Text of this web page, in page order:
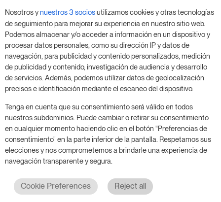
Aprovecha nuestra prueba de 14 días y mejora tu
negocio, sin compromiso.
Agenda una reunión para empezar tu prueba
gratuita de 14 días.
Inicia tu prueba gratuita
Programa una reunión
Nosotros ynuestros 3 sociosutilizamos cookies y otras tecnologías
de seguimiento para mejorar su experiencia en nuestro sitio web.
Podemos almacenar y/o acceder a información en un dispositivo y
procesar datos personales, como su dirección IP y datos de
navegación, para publicidad y contenido personalizados, medición
de publicidad y contenido, investigación de audiencia y desarrollo
de servicios. Además, podemos utilizar datos de geolocalización
precisos e identificación mediante el escaneo del dispositivo.
Tenga en cuenta que su consentimiento será válido en todos
nuestros subdominios. Puede cambiar o retirar su consentimiento
en cualquier momento haciendo clic en el botón "Preferencias de
consentimiento" en la parte inferior de la pantalla. Respetamos sus
elecciones y nos comprometemos a brindarle una experiencia de
navegación transparente y segura.
Cookie Preferences Reject all